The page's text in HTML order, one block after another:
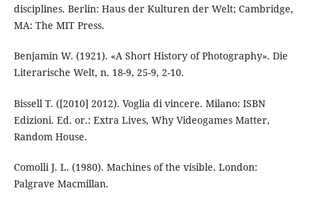
disciplines. Berlin: Haus der Kulturen der Welt; Cambridge,
MA: The MIT Press.
Benjamin W. (1921). «A Short History of Photography». Die
Literarische Welt, n. 18-9, 25-9, 2-10.
Bissell T. ([2010] 2012). Voglia di vincere. Milano: ISBN
Edizioni. Ed. or.: Extra Lives, Why Videogames Matter,
Random House.
Comolli J. L. (1980). Machines of the visible. London:
Palgrave Macmillan.